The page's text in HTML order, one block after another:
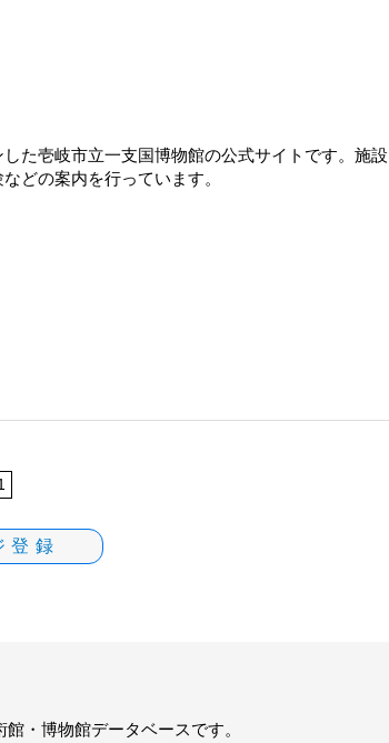
た壱岐市立一支国博物館の公式サイトです。施設
どの案内を行っています。
登録
・博物館データベースです。